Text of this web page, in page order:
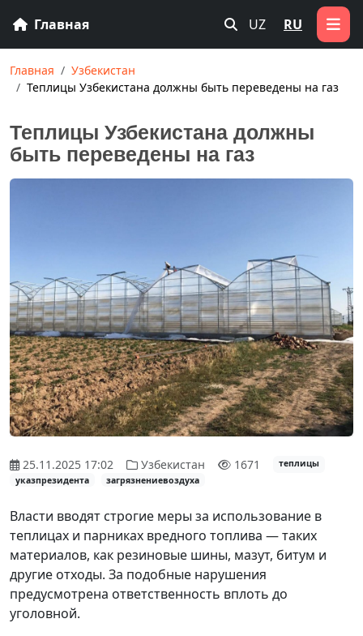
Главная UZ RU
Главная
Узбекистан
Теплицы Узбекистана должны быть переведены на газ
Теплицы Узбекистана должны
быть переведены на газ
25.11.2025 17:02 Узбекистан 1671
теплицы
указпрезидента
загрязнениевоздуха
Власти вводят строгие меры за использование в
теплицах и парниках вредного топлива — таких
материалов, как резиновые шины, мазут, битум и
другие отходы. За подобные нарушения
предусмотрена ответственность вплоть до
уголовной.